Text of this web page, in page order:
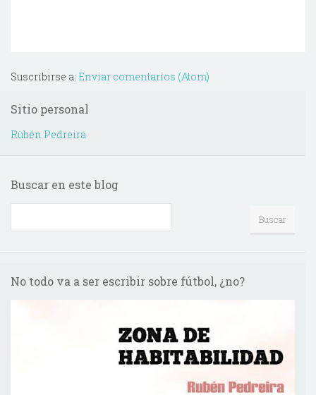
Suscribirse a: Enviar comentarios (Atom)
Sitio personal
Rubén Pedreira
Buscar en este blog
No todo va a ser escribir sobre fútbol, ¿no?